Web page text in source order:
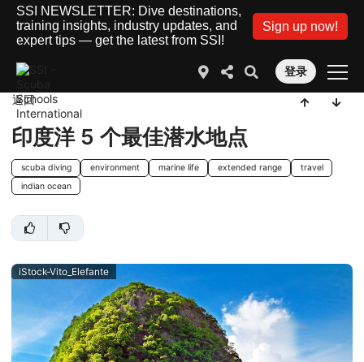
SSI NEWSLETTER: Dive destinations,
training insights, industry updates, and
expert tips — get the latest from SSI!
Sign up now!
登录
返回
印度洋 5 个最佳潜水地点
scuba diving environment marine life extended range
travel
indian ocean
iStock-Vito_Elefante